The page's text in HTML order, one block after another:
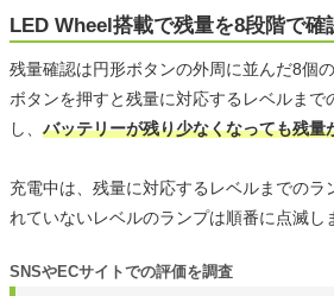
LED Wheel搭載で残量を8段階で確
残量確認は円形ボタンの外周に並んだ8個
ボタンを押すと残量に対応するレベルまで
し、 バッテリーが残り少なくなっても残量
充電中は、残量に対応するレベルまでのラ
れていないレベルのランプは順番に点滅し
SNSやECサイトでの評価を調査